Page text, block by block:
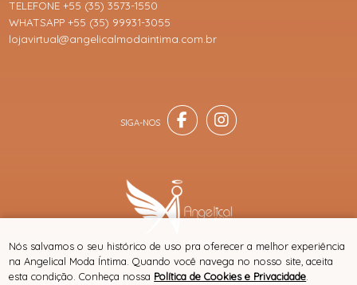
TELEFONE +55 (35) 3573-1550
WHATSAPP +55 (35) 99931-3055
lojavirtual@angelicalmodaintima.com.br
® TODOS DIREITOS RESERVADOS
Nós salvamos o seu histórico de uso pra oferecer a melhor experiência
na Angelical Moda Íntima. Quando você navega no nosso site, aceita
esta condição. Conheça nossa Política de Cookies e Privacidade